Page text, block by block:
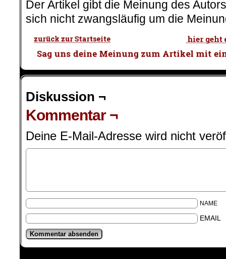
Der Artikel gibt die Meinung des
sich nicht zwangsläufig um die
Diskussion ¬
Kommentar ¬
Deine E-Mail-Adresse wird nicht
NAME
EMAIL